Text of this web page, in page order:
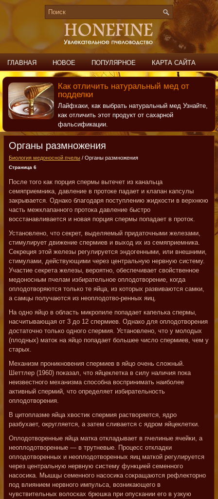
ГЛАВНАЯ НОВОЕ ПОПУЛЯРНОЕ КАРТА САЙТА
ПОИСК КОНТАКТЫ
Как отличить натуральный мед от
подделки
Лайфхаки, как выбрать натуральный мед Узнайте,
как отличить этот продукт от сахарной
фальсификации.
Органы размножения
Биология медоносной пчелы / Органы размножения
Страница 6
После того как порция спермы вытечет из канальца
семяприемника, давление в протоке падает и клапан капсулы
закрывается. Однако благодаря поступлению жидкости в верхнюю
часть межклапанного протока давление быстро
восстанавливается и новая порция спермы попадает в проток.
Установлено, что секрет, выделяемый придаточными железами,
стимулирует движение спермиев и выход их из семяприемника.
Секреция этой железы регулируется эндогенными, или внешними,
стимулами, действующими через центральную нервную систему.
Участие секрета железы, вероятно, обеспечивает свойственное
медоносным пчелам избирательное оплодотворение, когда
оплодотворяются только те яйца, из которых развиваются самки,
а самцы получаются из неоплодотво-ренных яиц.
На одно яйцо в область микропиле попадает капелька спермы,
насчитывающая от 3 до 12 спермиев. Однако для оплодотворения
достаточно только одного спермия. Установлено, что у молодых
(плодных) маток на яйцо попадает большее число спермиев, чем у
старых.
Механизм проникновения спермиев в яйцо очень сложный.
Шеттлер (1960) показал, что яйцеклетка в силу наличия пока
неизвестного механизма способна воспринимать наиболее
активный спермий, что определяет избирательность
оплодотворения.
В цитоплазме яйца хвостик спермия растворяется, ядро
разбухает, округляется, а затем сливается с ядром яйцеклетки.
Оплодотворенные яйца матка откладывает в пчелиные ячейки, а
неоплодотворенные — в трутневые. Процесс откладки
оплодотворенных и неоплодотворенных яиц маткой регулируется
через центральную нервную систему функцией семенного
насосика. Мышцы семенного насосика сокращаются рефлекторно
под влиянием нервного импульса, возникающего в
чувствительных волосках брюшка при опускании его в узкую